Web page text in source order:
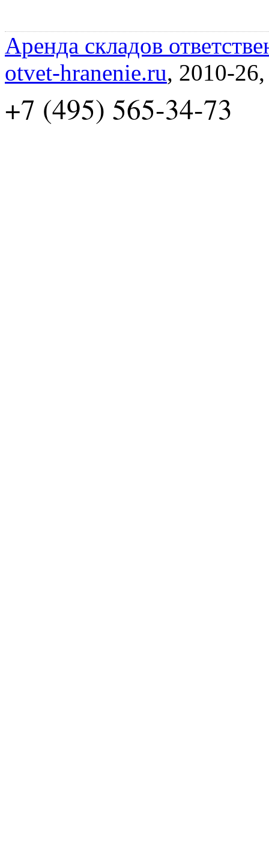
Аренда складов
otvet-hranenie.ru, 2010-
+7 (495) 565-34-73